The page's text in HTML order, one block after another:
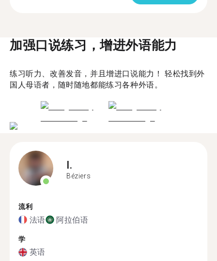
加强口说练习，增进外语能力
练习听力、改善发音，并且增进口说能力！ 轻松找到外
国人母语者，随时随地都能练习各种外语。
I.
Béziers
流利
法语 阿拉伯语
学
英语